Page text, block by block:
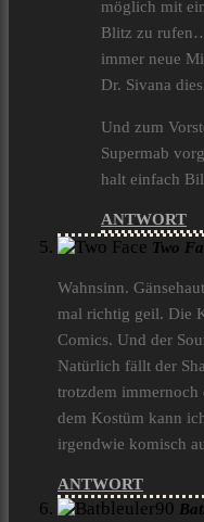
möglich mit
Blitz zu
immer neue
Dr. Sivana
Und zum
Supermab
halt einfach
ANTWORT
Two
Wahnsinn.
mal richtig geil. Die
Comics. Und der
Natürlich fällt der
trotzdem
dem Kostüm kann
irgendwie komisch
ANTWORT